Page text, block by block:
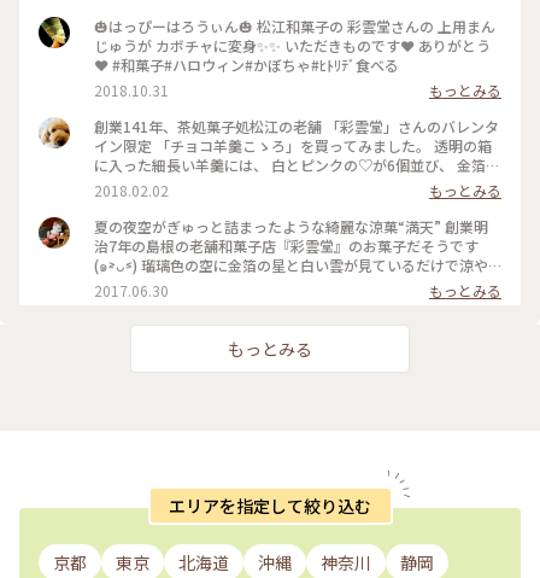
🎃はっぴーはろうぃん🎃 松江和菓子の 彩雲堂さんの 上用まん
じゅうが カボチャに変身✨✨ いただきものです❤️ ありがとう
❤️ #和菓子#ハロウィン#かぼちゃ#ﾋﾄﾘﾃﾞ食べる
2018.10.31
もっとみる
創業141年、茶処菓子処松江の老舗 「彩雲堂」さんのバレンタ
イン限定 「チョコ羊羹こゝろ」を買ってみました。 透明の箱
に入った細長い羊羹には、 白とピンクの♡が6個並び、 金箔も
チラチラ浮かんでます。 お好きなところでカット出来ます。
白餡にチョコレートを練り込み、 和菓子職人さんが手作りで
仕上げた 特製の羊羹は、オンラインショップでも 2月9日まで
買うことが出来ます。（税込864円） （私は岡山高島屋の地下
で購入しました） 写真を撮ってると、チョコレートの 甘い香
りがフワンと漂って早く食べたいっ、 と焦ってしまう程でし
た。 チョコと白餡の具合が絶妙で、甘すぎず あっという間に
族でワイワイと頂いたり、 可愛くて美味しくて 場の和むお菓
子だと思います。 ♪ #朗らか #あったかい冬 #スイーツ #バレ
ンタイン #和菓子#高島屋#彩雲堂
2018.02.02
もっとみる
夏の夜空がぎゅっと詰まったような綺麗な涼菓“満天” 創業明
治7年の島根の老舗和菓子店『彩雲堂』のお菓子だそうです
(๑˃̵ᴗ˂̵) 瑠璃色の空に金箔の星と白い雲が見ているだけで涼や
かな気持ちにしてくれます♪ 6月～8月までの期間限定で発売
されているそうで、スッキリした甘さと小豆の風味が豊かな羊
羹がお茶によく合う一品でした♡ 季節を感じられる素敵なお
土産を頂けて感謝です(●´ω｀●) #老舗#和菓子#和スイーツ#
夏季限定#おみやげ#夏の贈り物#お取り寄せ
2017.06.30 もっとみる
もっとみる
エリアを指定して絞り込む
京都 東京 北海道 沖縄 神奈川
静岡